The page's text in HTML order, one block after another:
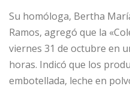
Su homóloga, Bertha
Ramos, agregó que la
viernes 31 de octubre en
horas. Indicó que los
embotellada, leche en